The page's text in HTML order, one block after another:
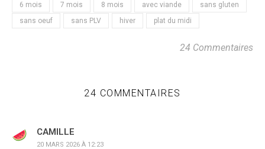
6 mois 7 mois 8 mois avec viande
sans gluten
sans oeuf
sans PLV hiver plat du midi
24 Commentaires
24 COMMENTAIRES
CAMILLE
20 MARS 2026 À 12:23